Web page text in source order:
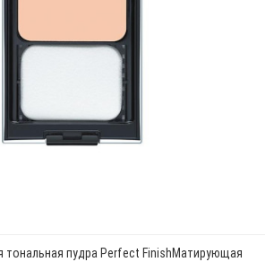
пудра Perfect FinishМатирующая